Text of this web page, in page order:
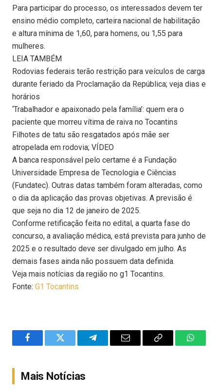
Para participar do processo, os interessados devem ter
ensino médio completo, carteira nacional de habilitação
e altura mínima de 1,60, para homens, ou 1,55 para
mulheres.
LEIA TAMBÉM
Rodovias federais terão restrição para veículos de carga
durante feriado da Proclamação da República; veja dias e
horários
‘Trabalhador e apaixonado pela família’: quem era o
paciente que morreu vítima de raiva no Tocantins
Filhotes de tatu são resgatados após mãe ser
atropelada em rodovia; VÍDEO
A banca responsável pelo certame é a Fundação
Universidade Empresa de Tecnologia e Ciências
(Fundatec). Outras datas também foram alteradas, como
o dia da aplicação das provas objetivas. A previsão é
que seja no dia 12 de janeiro de 2025.
Conforme retificação feita no edital, a quarta fase do
concurso, a avaliação médica, está prevista para junho de
2025 e o resultado deve ser divulgado em julho. As
demais fases ainda não possuem data definida.
Veja mais notícias da região no g1 Tocantins.
Fonte: G1 Tocantins
FacebookTwitter TelegramEmail
Copy
Mais Notícias